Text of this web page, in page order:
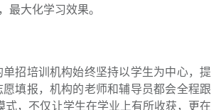
最大化学习效果。
招培训机构始终坚持以学生为中心，提
填报，机构的老师和辅导员都会全程跟
式，不仅让学生在学业上有所收获，更在